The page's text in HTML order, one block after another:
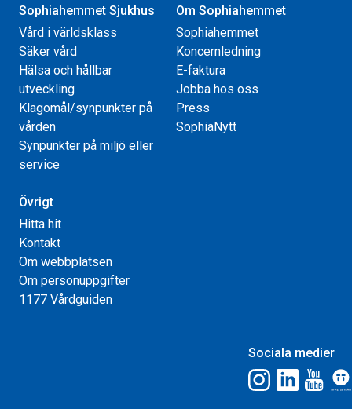
Sophiahemmet Sjukhus
Vård i världsklass
Säker vård
Hälsa och hållbar
utveckling
Klagomål/synpunkter på
vården
Synpunkter på miljö eller
service
Om Sophiahemmet
Sophiahemmet
Koncernledning
E-faktura
Jobba hos oss
Press
SophiaNytt
Övrigt
Hitta hit
Kontakt
Om webbplatsen
Om personuppgifter
1177 Vårdguiden
Sociala medier